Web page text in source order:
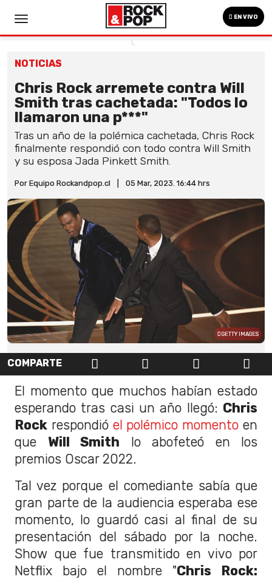
EN VIVO
NOTICIAS
Chris Rock arremete contra Will
Smith tras cachetada: "Todos lo
llamaron una p***"
Tras un año de la polémica cachetada, Chris Rock
finalmente respondió con todo contra Will Smith
y su esposa Jada Pinkett Smith.
Por Equipo Rockandpop.cl 05 Mar, 2023. 16:44 hrs
GETTY IMAGES
COMPARTE
El momento que muchos habían estado
esperando tras casi un año llegó: Chris
Rock respondió el polémico momento en
que Will Smith lo abofeteó en los
premios Oscar 2022.
Tal vez porque el comediante sabía que
gran parte de la audiencia esperaba ese
momento, lo guardó casi al final de su
presentación del sábado por la noche.
Show que fue transmitido en vivo por
Netflix bajo el nombre "Chris Rock: